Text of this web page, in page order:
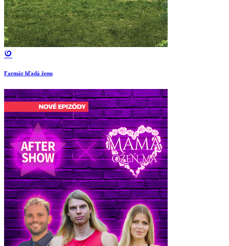
Farmár hľadá ženu